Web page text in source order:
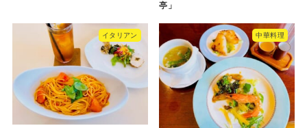
亭」
イタリアン 中華料理